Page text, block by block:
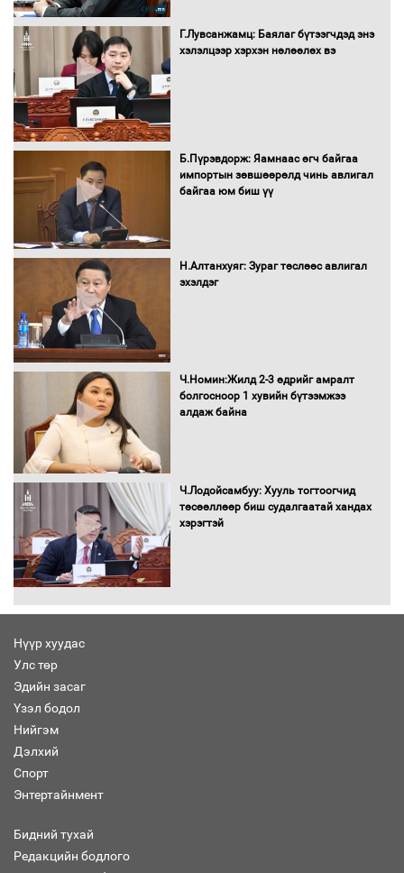
татвар ногдуулахгүй байх эрх зүйн
орчныг бүрдүүллээ
баримт
30 хоногийн хугацаатай үүрэг өглөө
өгөхөөр болов
Г.Лувсанжамц: Баялаг бүтээгчдэд энэ
хэлэлцээр хэрхэн нөлөөлөх вэ
Б.Пүрэвдорж: Яамнаас өгч байгаа
импортын зөвшөөрөлд чинь авлигал
байгаа юм биш үү
Н.Алтанхуяг: Зураг төслөөс авлигал
эхэлдэг
Ч.Номин:Жилд 2-3 өдрийг амралт
болгосноор 1 хувийн бүтээмжээ
алдаж байна
Ч.Лодойсамбуу: Хууль тогтоогчид
төсөөллөөр биш судалгаатай хандах
хэрэгтэй
Нүүр хуудас
Улс төр
Эдийн засаг
Үзэл бодол
Нийгэм
Дэлхий
Спорт
Энтертайнмент
Бидний тухай
Редакцийн бодлого